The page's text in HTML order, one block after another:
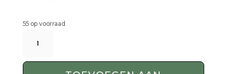
55 op voorraad
Spirulina